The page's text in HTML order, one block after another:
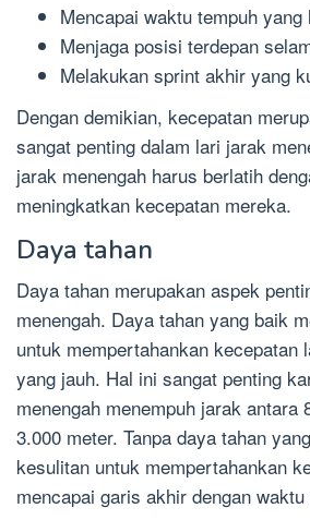
Mencapai waktu tempuh yang
Menjaga posisi terdepan
Melakukan sprint akhir yang
Dengan demikian, kecepatan
sangat penting dalam lari jarak
jarak menengah harus berlatih
meningkatkan kecepatan mereka.
Daya tahan
Daya tahan merupakan aspek
menengah. Daya tahan yang baik
untuk mempertahankan kecepatan
yang jauh. Hal ini sangat penting
menengah menempuh jarak antara
3.000 meter. Tanpa daya tahan
kesulitan untuk mempertahankan
mencapai garis akhir dengan